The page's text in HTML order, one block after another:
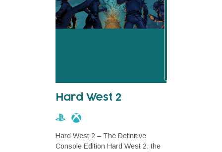
Hard West 2
Hard West 2 – The Definitive
Console Edition Hard West 2, the